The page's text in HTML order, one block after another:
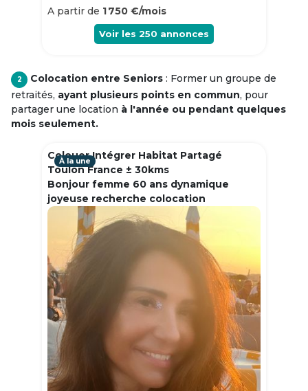
A partir de 1 750 €/mois
Voir les 250 annonces
2 Colocation entre Seniors : Former un groupe de
retraités, ayant plusieurs points en commun, pour
partager une location à l'année ou pendant quelques
mois seulement.
Colouer Intégrer Habitat Partagé
Toulon France ± 30kms
Bonjour femme 60 ans dynamique
joyeuse recherche colocation
À la une